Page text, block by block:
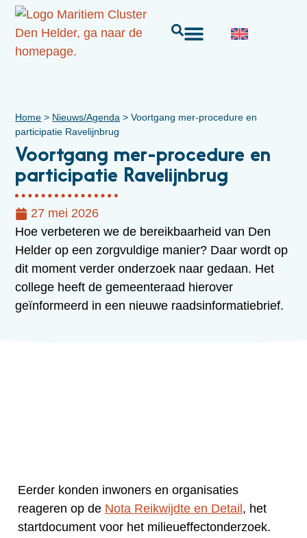
Home > Nieuws/Agenda >Voortgang mer-procedure en
participatie Ravelijnbrug
Voortgang mer-procedure en
participatie Ravelijnbrug
27 mei 2026
Hoe verbeteren we de bereikbaarheid van Den
Helder op een zorgvuldige manier? Daar wordt op
dit moment verder onderzoek naar gedaan. Het
college heeft de gemeenteraad hierover
geïnformeerd in een nieuwe raadsinformatiebrief.
Eerder konden inwoners en organisaties
reageren op de Nota Reikwijdte en Detail , het
startdocument voor het milieueffectonderzoek.